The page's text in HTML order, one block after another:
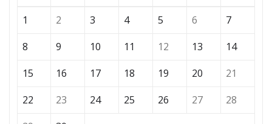
1 2 3 4 5 6
7
8
9 10 11 12 13
14
15
16 17 18 19 20
21
22
23 24 25 26 27
28